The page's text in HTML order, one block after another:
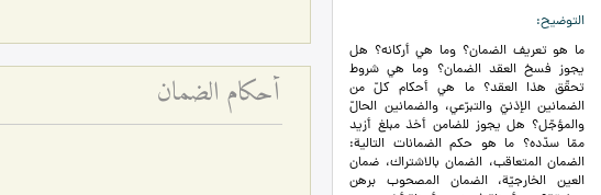
التوضيح
ما هو تعريف الضمان؟ وما هي أركانه؟ هل
يجوز فسخ العقد الضمان؟ وما هي شروط
تحقّق هذا العقد؟ ما هي أحكام كلّ من
الضمانين الإذنيّ والتبرّعي، والضمانين الحالّ
والمؤجّل؟ هل يجوز للضامن أخذ مبلغ أزيد
ممّا سدّده؟ ما هو حكم الضمانات التالية:
الضمان المتعاقب، الضمان بالاشتراك، ضمان
العين الخارجيّة، الضمان المصحوب برهن
أحكام الضمان